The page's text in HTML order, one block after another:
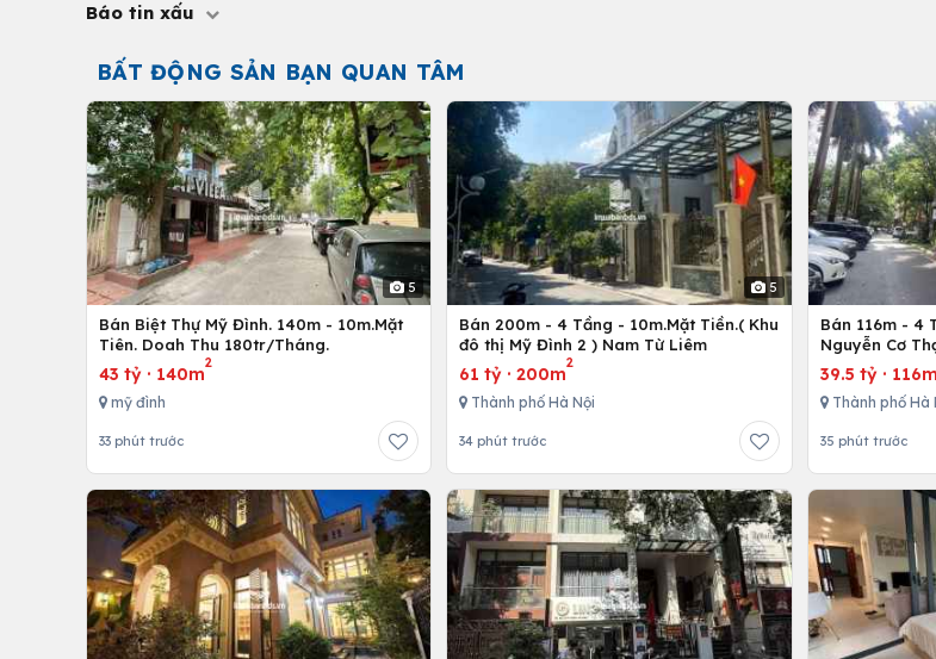
Báo tin xấu
BẤT ĐỘNG SẢN BẠN QUAN TÂM
5
Bán Biệt Thự Mỹ Đình. 140m - 10m.Mặt
Tiên. Doah Thu 180tr/Tháng.
43 tỷ · 140m
2
mỹ đình
33 phút trước
5
Bán 200m - 4 Tầng - 10m.Mặt Tiền.( Khu
đô thị Mỹ Đình 2 ) Nam Từ Liêm
61 tỷ ·200m
2
Thành phố Hà Nội
34 phút trước
Bán 116m - 4
Nguyễn Cơ
39.5 tỷ· 116m
Thành phố Hà
35 phút trước